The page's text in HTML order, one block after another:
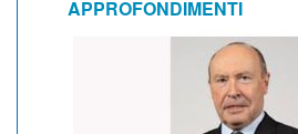
APPROFONDIMENTI